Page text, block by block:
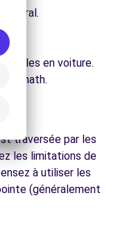
en voiture.
traversée par les
les limitations de
à utiliser les
(généralement